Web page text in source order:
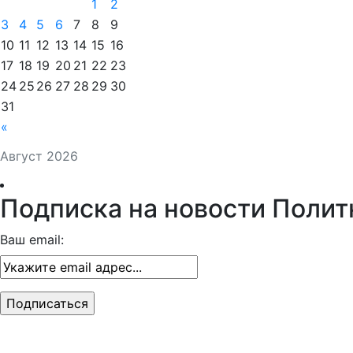
Август 2026
«
1
2
3
4 5 6 7 8
9
10 11 12 13 14 15 16
17 18 19 20 21 22 23
24 25 26 27 28 29 30
31
Подписка на новости
Ваш email: